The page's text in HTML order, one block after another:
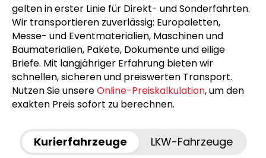
gelten in erster Linie für Direkt- und Sonderfahrten.
Wir transportieren zuverlässig: Europaletten,
Messe- und Eventmaterialien, Maschinen und
Baumaterialien, Pakete, Dokumente und eilige
Briefe. Mit langjähriger Erfahrung bieten wir
schnellen, sicheren und preiswerten Transport.
Nutzen Sie unsereOnline-Preiskalkulation, um den
exakten Preis sofort zu berechnen.
Kurierfahrzeuge LKW-Fahrzeuge